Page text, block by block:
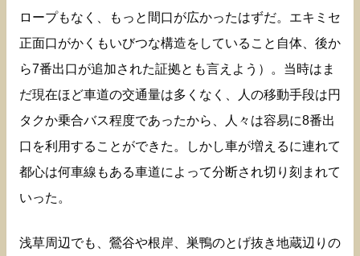
ロープもなく、もっと間口が広かったはずだ。エキミセ
正面口がかくもいびつな構造をしていること自体、後か
ら7番出口が追加された証拠とも言えよう）。当時はま
だ現在ほど車道の交通量は多くなく、人の移動手段は円
タクか乗合バス程度であったから、人々は容易に8番出
口を利用することができた。しかし車が増えるに連れて
都心は何車線もある車道によって分断され切り刻まれて
いった。
浅草周辺でも、鶯谷や根岸、巣鴨のとげ抜き地蔵辺りの